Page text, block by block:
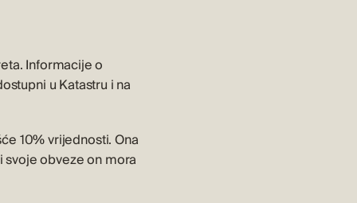
Informacije o
u Katastru i na
10% vrijednosti. Ona
svoje obveze on mora